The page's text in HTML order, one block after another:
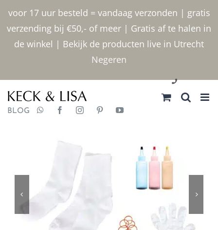
voor 17 uur besteld = vandaag verzonden | gratis
verzending bij €50,- of meer | Gratis af te halen in
de winkel | Bekijk de producten live in Utrecht
Negeren
inhoud
030 2400000
BLOG